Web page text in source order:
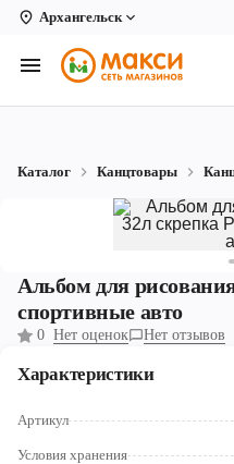
Архангельск
Вологда
Архангельск
Коряжма
Котлас
Новодвинск
Северодвинск
Каталог Канцтовары
Альбом для
спортивные авто
0 Нет оценок Нет отзывов
Характеристики
Артикул
Условия хранения